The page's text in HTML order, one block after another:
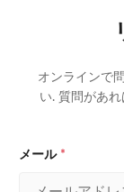
オンラインで
い. 質問があ
メール *